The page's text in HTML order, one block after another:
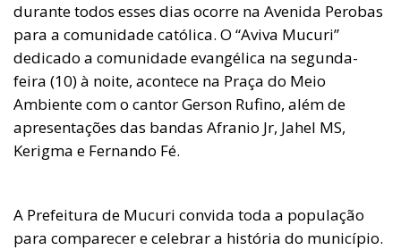
durante todos esses dias ocorre na Avenida Perobas
para a comunidade católica. O “Aviva Mucuri”
dedicado a comunidade evangélica na segunda-
feira (10) à noite, acontece na Praça do Meio
Ambiente com o cantor Gerson Rufino, além de
apresentações das bandas Afranio Jr, Jahel MS,
Kerigma e Fernando Fé.
A Prefeitura de Mucuri convida toda a população
para comparecer e celebrar a história do município.